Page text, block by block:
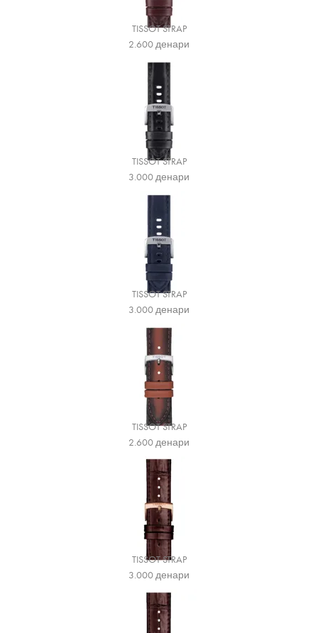
TISSOT STRAP
2.600денари
TISSOT STRAP
3.000денари
TISSOT STRAP
3.000денари
TISSOT STRAP
2.600денари
TISSOT STRAP
3.000денари